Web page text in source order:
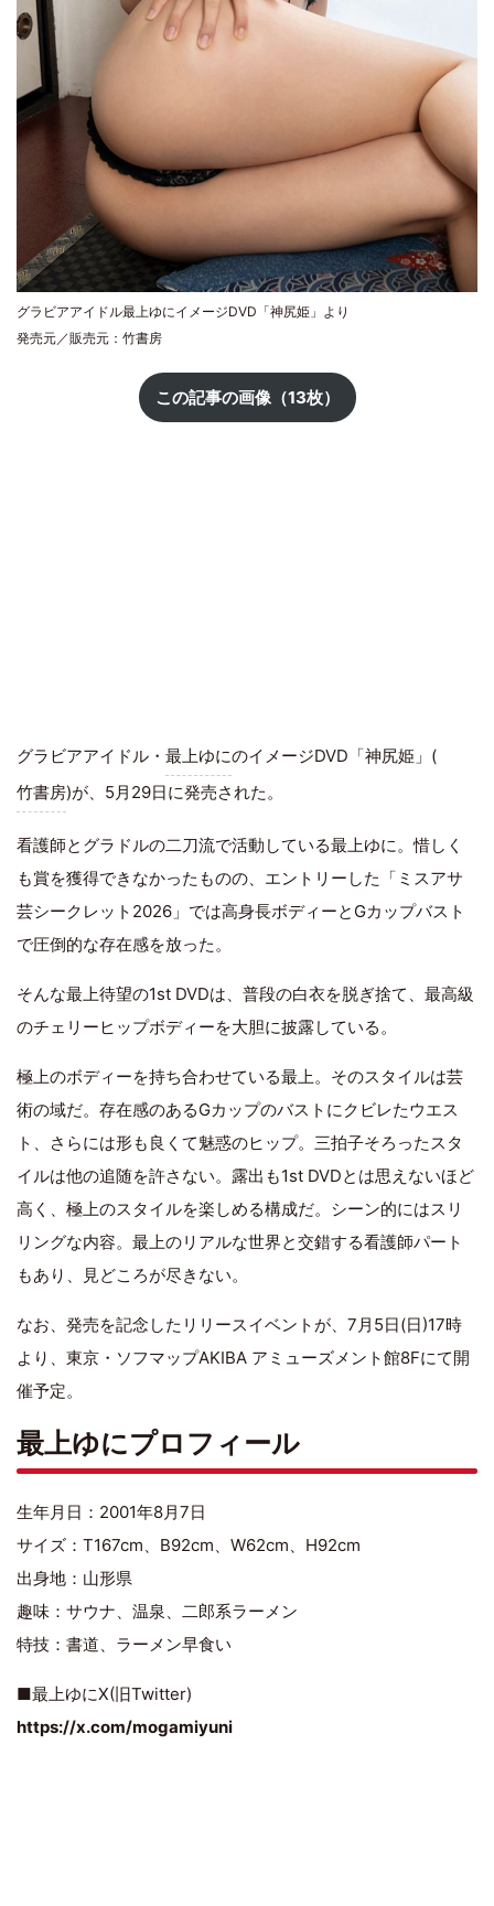
グラビアアイドル最上ゆにイメージDVD「神尻姫」より
発売元／販売元：竹書房
この記事の画像（13枚）
グラビアアイドル・ 最上ゆにのイメージDVD「神尻姫」(
竹書房)が、5月29日に発売された。
看護師とグラドルの二刀流で活動している最上ゆに。惜しく
も賞を獲得できなかったものの、エントリーした「ミスアサ
芸シークレット2026」では高身長ボディーとGカップバスト
で圧倒的な存在感を放った。
そんな最上待望の1st DVDは、普段の白衣を脱ぎ捨て、最高級
のチェリーヒップボディーを大胆に披露している。
極上のボディーを持ち合わせている最上。そのスタイルは芸
術の域だ。存在感のあるGカップのバストにクビレたウエス
ト、さらには形も良くて魅惑のヒップ。三拍子そろったスタ
イルは他の追随を許さない。露出も1st DVDとは思えないほど
高く、極上のスタイルを楽しめる構成だ。シーン的にはスリ
リングな内容。最上のリアルな世界と交錯する看護師パート
もあり、見どころが尽きない。
なお、発売を記念したリリースイベントが、7月5日(日)17時
より、東京・ソフマップAKIBA アミューズメント館8Fにて開
催予定。
最上ゆにプロフィール
生年月日：2001年8月7日
サイズ：T167cm、B92cm、W62cm、H92cm
出身地：山形県
趣味：サウナ、温泉、二郎系ラーメン
特技：書道、ラーメン早食い
■最上ゆにX(旧Twitter)
https://x.com/mogamiyuni